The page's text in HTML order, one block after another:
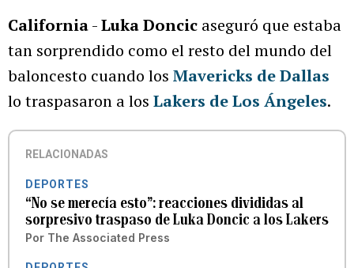
California-Luka Doncic aseguró que estaba
tan sorprendido como el resto del mundo del
baloncesto cuando los Mavericks de Dallas
lo traspasaron a los Lakers de Los Ángeles.
RELACIONADAS
DEPORTES
“No se merecía esto”: reacciones divididas al
sorpresivo traspaso de Luka Doncic a los Lakers
Por The Associated Press